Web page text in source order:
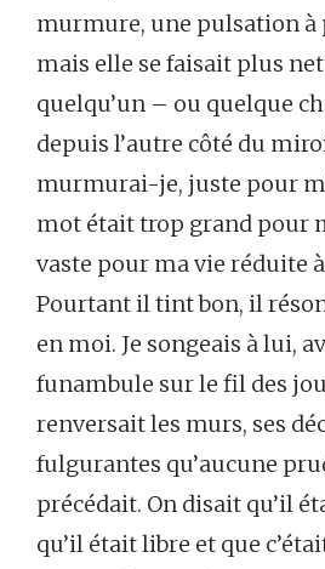
murmure, une pulsation à
mais elle se faisait plus
quelqu’un – ou quelque
depuis l’autre côté du
murmurai-je, juste pour
mot était trop grand pour
vaste pour ma vie réduite
Pourtant il tint bon, il
en moi. Je songeais à lui,
funambule sur le fil des
renversait les murs, ses
fulgurantes qu’aucune
précédait. On disait qu’il
qu’il était libre et que